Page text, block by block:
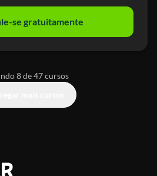
se gratuitamente
8 de 47 cursos